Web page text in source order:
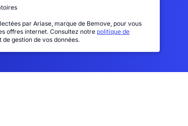
par Ariase, marque de Bemove, pour vous
offres internet. Consultez notre politique de
de gestion de vos données.